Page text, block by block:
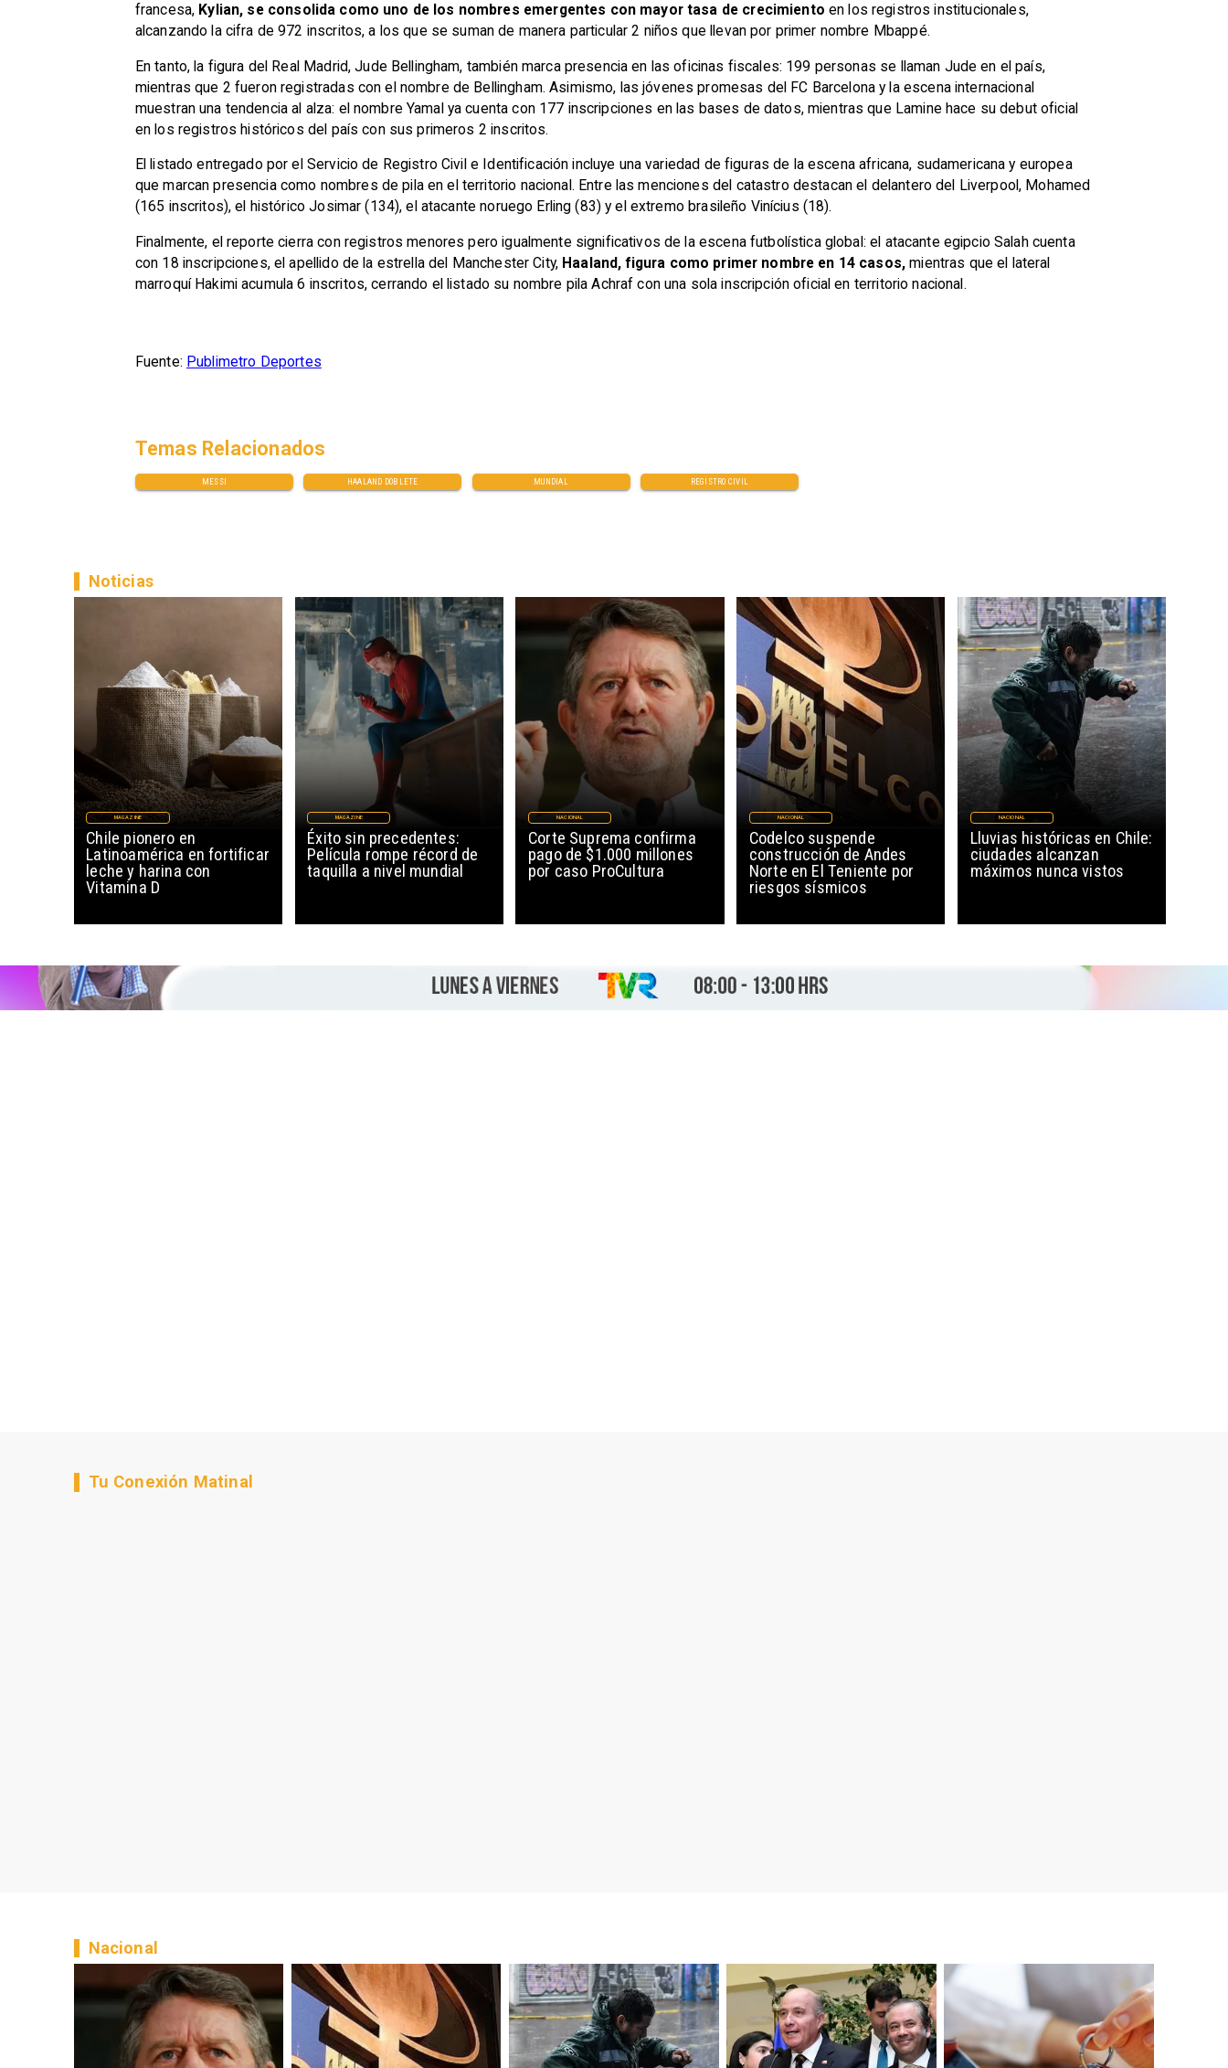
francesa, Kylian, se consolida como uno de los nombres emergentes con mayor tasa de crecimiento en los registros institucionales,
alcanzando la cifra de 972 inscritos, a los que se suman de manera particular 2 niños que llevan por primer nombre Mbappé.
En tanto, la figura del Real Madrid, Jude Bellingham, también marca presencia en las oficinas fiscales: 199 personas se llaman Jude en el país,
mientras que 2 fueron registradas con el nombre de Bellingham. Asimismo, las jóvenes promesas del FC Barcelona y la escena internacional
muestran una tendencia al alza: el nombre Yamal ya cuenta con 177 inscripciones en las bases de datos, mientras que Lamine hace su debut oficial
en los registros históricos del país con sus primeros 2 inscritos.
El listado entregado por el Servicio de Registro Civil e Identificación incluye una variedad de figuras de la escena africana, sudamericana y europea
que marcan presencia como nombres de pila en el territorio nacional. Entre las menciones del catastro destacan el delantero del Liverpool, Mohamed
(165 inscritos), el histórico Josimar (134), el atacante noruego Erling (83) y el extremo brasileño Vinícius (18).
Finalmente, el reporte cierra con registros menores pero igualmente significativos de la escena futbolística global: el atacante egipcio Salah cuenta
con 18 inscripciones, el apellido de la estrella del Manchester City, Haaland, figura como primer nombre en 14 casos, mientras que el lateral
marroquí Hakimi acumula 6 inscritos, cerrando el listado su nombre pila Achraf con una sola inscripción oficial en territorio nacional.
Fuente: Publimetro Deportes
MESSI HAALAND DOBLETE MUNDIAL REGISTRO CIVIL
Temas Relacionados
Chile pionero en
Latinoamérica en fortificar
leche y harina con
Vitamina D
MAGAZINE
Noticias
Éxito sin precedentes:
Película rompe récord de
taquilla a nivel mundial
MAGAZINE
Corte Suprema confirma
pago de $1.000 millones
por caso ProCultura
NACIONAL
Codelco suspende
construcción de Andes
Norte en El Teniente por
riesgos sísmicos
NACIONAL
Lluvias históricas en Chile:
ciudades alcanzan
máximos nunca vistos
NACIONAL
Tu Conexión Matinal
Nacional